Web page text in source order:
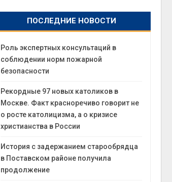
ПОСЛЕДНИЕ НОВОСТИ
Роль экспертных консультаций в
соблюдении норм пожарной
безопасности
Рекордные 97 новых католиков в
Москве. Факт красноречиво говорит не
о росте католицизма, а о кризисе
христианства в России
История с задержанием старообрядца
в Поставском районе получила
продолжение